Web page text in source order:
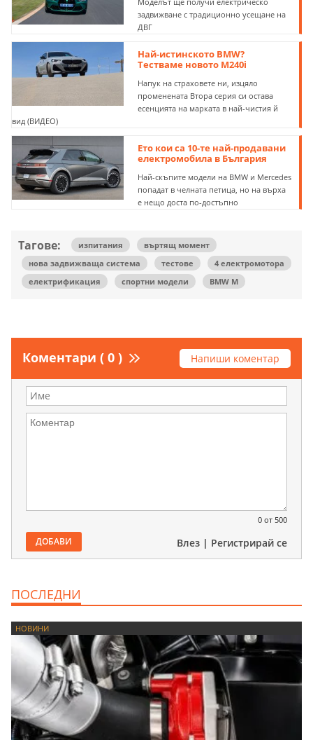
задвижване с традиционно усещане на
ДВГ
Най-истинското BMW?
Тестваме новото M240i
Напук на страховете ни, изцяло
променената Втора серия си остава
есенцията на марката в най-чистия й
вид (ВИДЕО)
Ето кои са 10-те най-продавани
електромобила в България
Най-скъпите модели на BMW и Mercedes
попадат в челната петица, но на върха
е нещо доста по-достъпно
Тагове: изпитания
въртящ момент
нова задвижваща система
тестове
4 електромотора
електрификация
спортни модели BMW M
Коментари ( 0 ) Напиши коментар
0 от 500
ДОБАВИ Влез | Регистрирай се
ПОСЛЕДНИ
НОВИНИ